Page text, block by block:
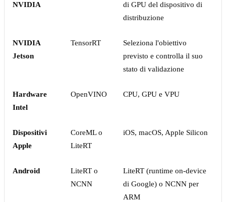
NVIDIA
di GPU del dispositivo di
distribuzione
NVIDIA
Jetson
TensorRT
Seleziona l'obiettivo
previsto e controlla il suo
stato di validazione
Hardware
Intel
OpenVINO CPU, GPU e VPU
Dispositivi
Apple
CoreML o
LiteRT
iOS, macOS, Apple Silicon
Android
LiteRT o
NCNN
LiteRT (runtime on-device
di Google) o NCNN per
ARM